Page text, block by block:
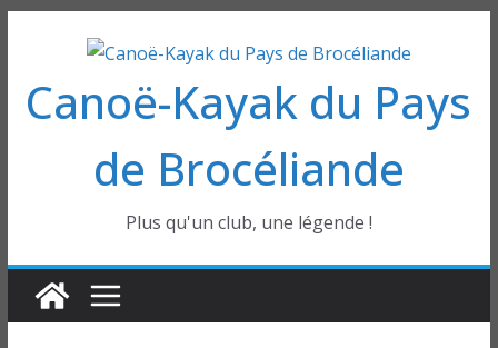
contenu
Canoë-Kayak du Pays
de Brocéliande
Plus qu'un club, une légende !